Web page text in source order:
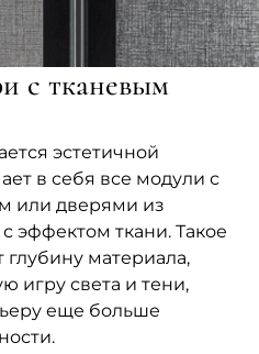
с тканевым
эстетичной
в себя все модули с
или дверями из
эффектом ткани. Такое
материала,
игру света и тени,
еще больше